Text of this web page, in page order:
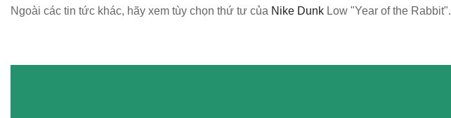
Ngoài các tin tức khác, hãy xem tùy chọn thứ tư của Nike Dunk Low "Year of the Rabbit".